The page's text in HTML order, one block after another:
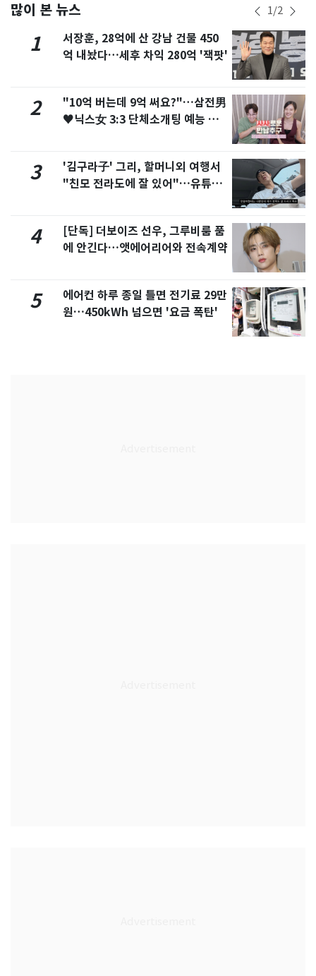
많이 본 뉴스 1/2
1
서장훈, 28억에 산 강남 건물 450
억 내놨다…세후 차익 280억 '잭팟'
2
"10억 버는데 9억 써요?"…삼전男
♥닉스女 3:3 단체소개팅 예능 화
3
'김구라子' 그리, 할머니외 여행서
"친모 전라도에 잘 있어"…유튜브
4
[단독] 더보이즈 선우, 그루비룸 품
에 안긴다…앳에어리어와 전속계약
5
에어컨 하루 종일 틀면 전기료 29만
원…450kWh 넘으면 '요금 폭탄'